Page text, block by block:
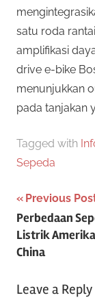
satu roda
amplifikasi
drive e-bike
menunjukkan
pada tanjakan
Tagged with
Sepeda
Post
Previous
Perbedaan
Listrik
China
Leave a Reply